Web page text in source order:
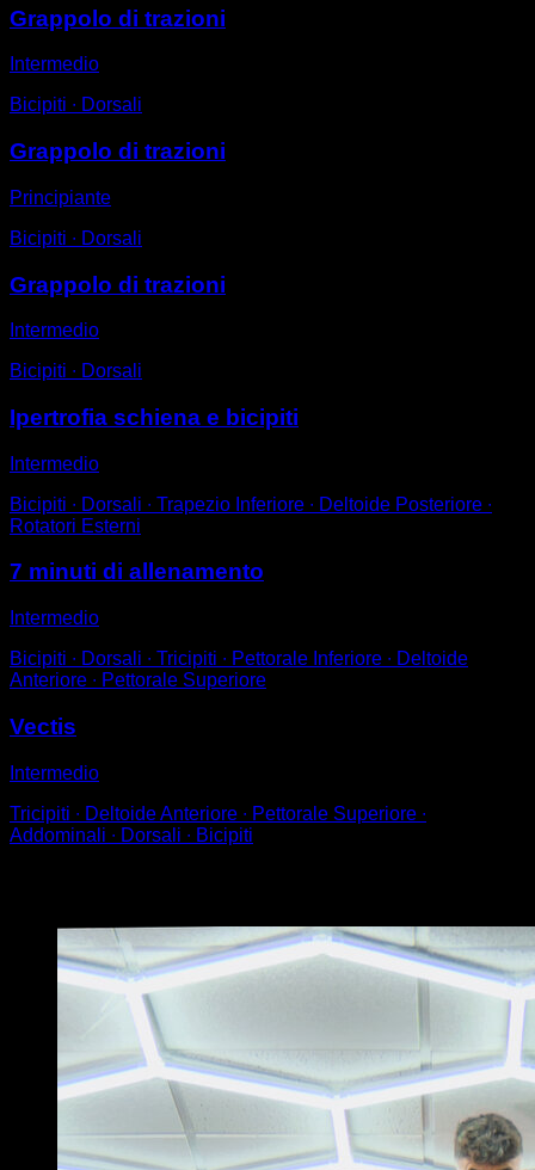
Grappolo di trazioni
Intermedio
Bicipiti ∙ Dorsali
Grappolo di trazioni
Principiante
Bicipiti ∙ Dorsali
Grappolo di trazioni
Intermedio
Bicipiti ∙ Dorsali
Ipertrofia schiena e bicipiti
Intermedio
Bicipiti ∙ Dorsali ∙ Trapezio Inferiore ∙ Deltoide Posteriore ∙
Rotatori Esterni
7 minuti di allenamento
Intermedio
Bicipiti ∙ Dorsali ∙ Tricipiti ∙ Pettorale Inferiore ∙ Deltoide
Anteriore ∙ Pettorale Superiore
Vectis
Intermedio
Tricipiti ∙ Deltoide Anteriore ∙ Pettorale Superiore ∙
Addominali ∙ Dorsali ∙ Bicipiti